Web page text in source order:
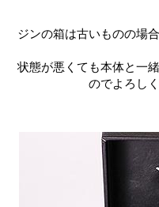
ジンの箱は古いものの場
状態が悪くても本体と一
のでよろし